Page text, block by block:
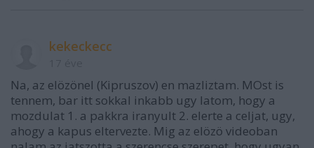
kekeckecc
Na, az elözönel (Kipruszov) en mazliztam. MOst is
tennem, bar itt sokkal inkabb ugy latom, hogy a
mozdulat 1. a pakkra iranyult 2. elerte a celjat, ugy,
ahogy a kapus eltervezte. Mig az elözö videoban